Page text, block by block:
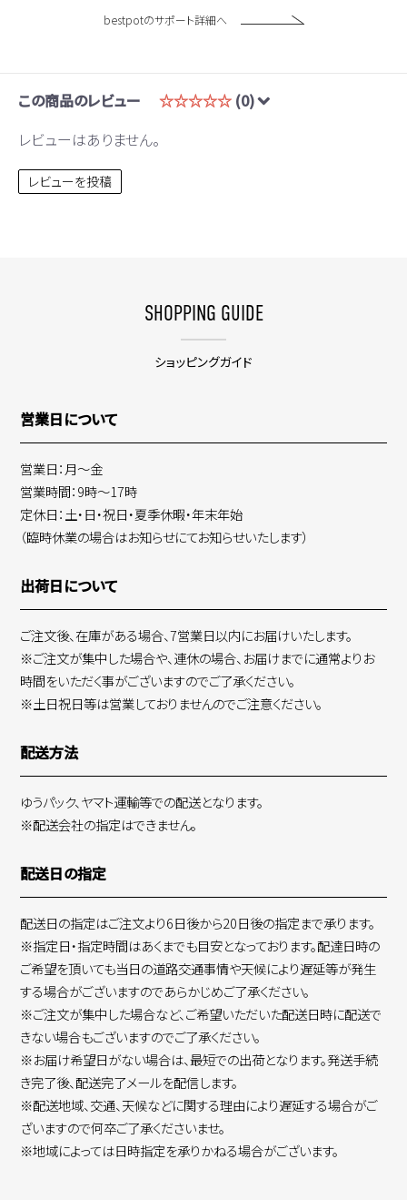
bestpotのサポート詳細へ
この商品のレビュー ☆☆☆☆☆ (0)
レビューはありません。
レビューを投稿
SHOPPING GUIDE
ショッピングガイド
営業日について
営業日：月～金
営業時間：9時～17時
定休日：土・日・祝日・夏季休暇・年末年始
（臨時休業の場合はお知らせにてお知らせいたします）
出荷日について
ご注文後、在庫がある場合、7営業日以内にお届けいたします。
※ご注文が集中した場合や、連休の場合、お届けまでに通常よりお
時間をいただく事がございますのでご了承ください。
※土日祝日等は営業しておりませんのでご注意ください。
配送方法
ゆうパック、ヤマト運輸等での配送となります。
※配送会社の指定はできません。
配送日の指定
配送日の指定はご注文より6日後から20日後の指定まで承ります。
※指定日・指定時間はあくまでも目安となっております。配達日時の
ご希望を頂いても当日の道路交通事情や天候により遅延等が発生
する場合がございますのであらかじめご了承ください。
※ご注文が集中した場合など、ご希望いただいた配送日時に配送で
きない場合もございますのでご了承ください。
※お届け希望日がない場合は、最短での出荷となります。発送手続
き完了後、配送完了メールを配信します。
※配送地域、交通、天候などに関する理由により遅延する場合がご
ざいますので何卒ご了承くださいませ。
※地域によっては日時指定を承りかねる場合がございます。